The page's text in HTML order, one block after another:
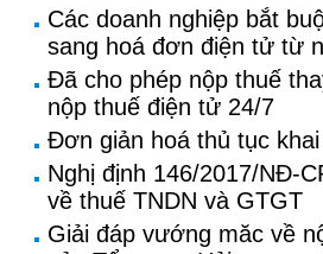
Các doanh nghiệp bắt
sang hoá đơn điện tử từ
Đã cho phép nộp thuế
nộp thuế điện tử 24/7
Đơn giản hoá thủ tục
Nghị định 146/2017/NĐ-
về thuế TNDN và GTGT
Giải đáp vướng măc về